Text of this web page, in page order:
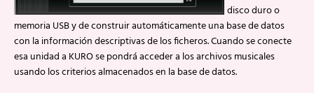
disco duro o
memoria USB y de construir automáticamente una base de datos
con la información descriptivas de los ficheros. Cuando se conecte
esa unidad a KURO se pondrá acceder a los archivos musicales
usando los criterios almacenados en la base de datos.